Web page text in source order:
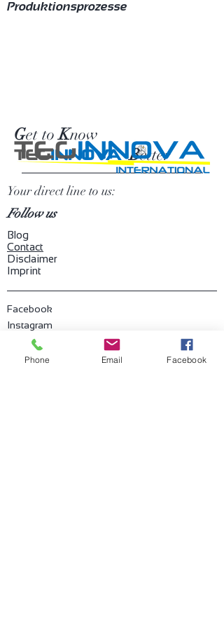
Produktionsprozesse
Get toKnow
TEGINNOVA Better
Your direct line to us:
Follow us
Blog
​Contact
Disclaimer
Imprint
Facebook
Instagram
Pinterest
HelpPhone Email Facebook